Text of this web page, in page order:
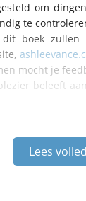
om
te
dit boek
mocht je
beleeft
Lees